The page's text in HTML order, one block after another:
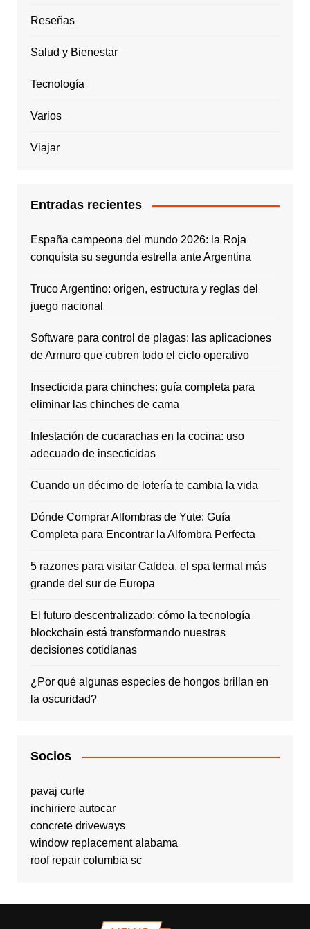
Reseñas
Salud y Bienestar
Tecnología
Varios
Viajar
Entradas recientes
España campeona del mundo 2026: la Roja
conquista su segunda estrella ante Argentina
Truco Argentino: origen, estructura y reglas del
juego nacional
Software para control de plagas: las aplicaciones
de Armuro que cubren todo el ciclo operativo
Insecticida para chinches: guía completa para
eliminar las chinches de cama
Infestación de cucarachas en la cocina: uso
adecuado de insecticidas
Cuando un décimo de lotería te cambia la vida
Dónde Comprar Alfombras de Yute: Guía
Completa para Encontrar la Alfombra Perfecta
5 razones para visitar Caldea, el spa termal más
grande del sur de Europa
El futuro descentralizado: cómo la tecnología
blockchain está transformando nuestras
decisiones cotidianas
¿Por qué algunas especies de hongos brillan en
la oscuridad?
Socios
pavaj curte
inchiriere autocar
concrete driveways
window replacement alabama
roof repair columbia sc